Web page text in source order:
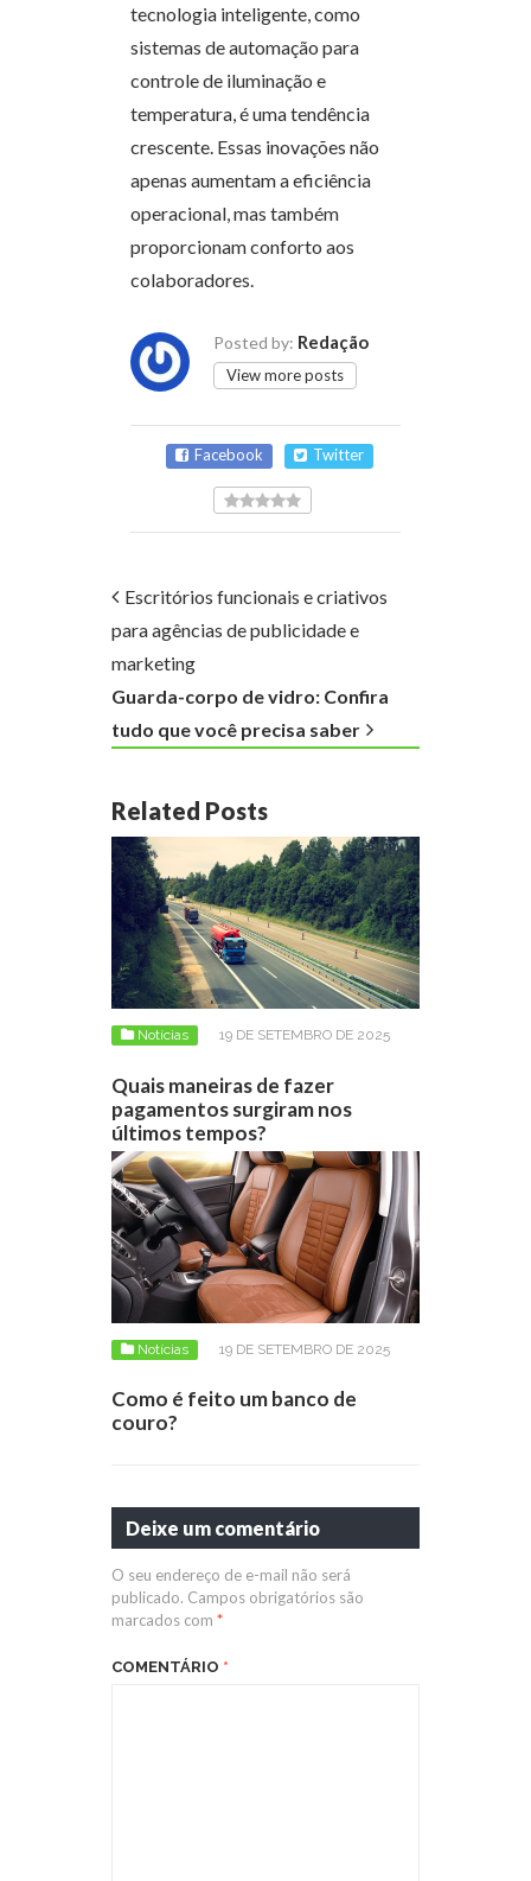
tecnologia inteligente, como
sistemas de automação para
controle de iluminação e
temperatura, é uma tendência
crescente. Essas inovações não
apenas aumentam a eficiência
operacional, mas também
proporcionam conforto aos
colaboradores.
Posted by: Redação
View more posts
Facebook Twitter
Escritórios funcionais e criativos
para agências de publicidade e
marketing
Guarda-corpo de vidro: Confira
tudo que você precisa saber
Related Posts
Notícias 19 DE SETEMBRO DE 2025
Quais maneiras de fazer
pagamentos surgiram nos
últimos tempos?
Notícias 19 DE SETEMBRO DE 2025
Como é feito um banco de
couro?
Deixe um comentário
O seu endereço de e-mail não será
publicado. Campos obrigatórios são
marcados com *
COMENTÁRIO *